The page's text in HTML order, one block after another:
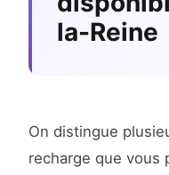
la-Reine
On distingue
recharge que vous